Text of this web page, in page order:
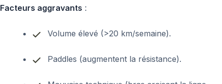
Facteurs aggravants :
Volume élevé (>20 km/semaine).
Paddles (augmentent la résistance).